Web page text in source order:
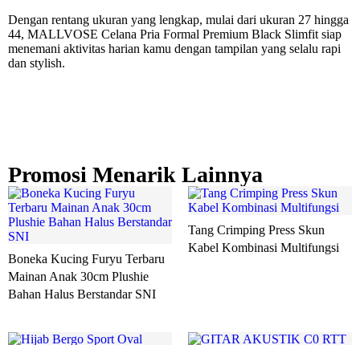
Dengan rentang ukuran yang lengkap, mulai dari ukuran 27 hingga
44, MALLVOSE Celana Pria Formal Premium Black Slimfit siap
menemani aktivitas harian kamu dengan tampilan yang selalu rapi
dan stylish.
Promosi Menarik Lainnya
Boneka Kucing Furyu Terbaru
Mainan Anak 30cm Plushie
Bahan Halus Berstandar SNI
Tang Crimping Press Skun
Kabel Kombinasi Multifungsi